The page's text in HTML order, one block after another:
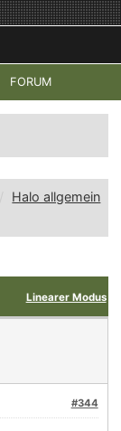
FORUM
HALO:
Halo allgemein
Linearer Modus
#344